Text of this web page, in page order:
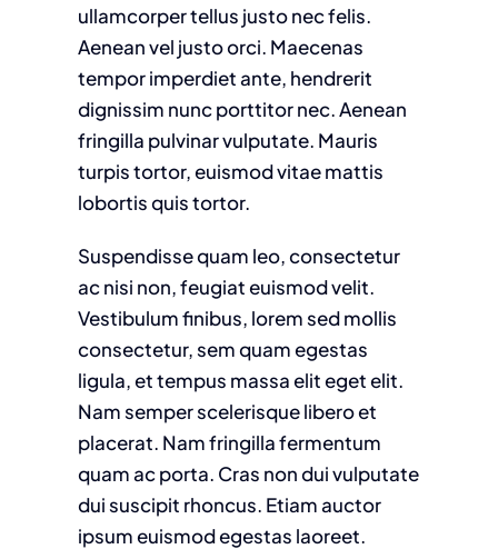
ullamcorper tellus justo nec felis.
Aenean vel justo orci. Maecenas
tempor imperdiet ante, hendrerit
dignissim nunc porttitor nec. Aenean
fringilla pulvinar vulputate. Mauris
turpis tortor, euismod vitae mattis
lobortis quis tortor.
Suspendisse quam leo, consectetur
ac nisi non, feugiat euismod velit.
Vestibulum finibus, lorem sed mollis
consectetur, sem quam egestas
ligula, et tempus massa elit eget elit.
Nam semper scelerisque libero et
placerat. Nam fringilla fermentum
quam ac porta. Cras non dui vulputate
dui suscipit rhoncus. Etiam auctor
ipsum euismod egestas laoreet.